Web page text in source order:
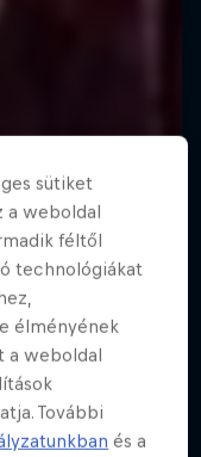
sütiket
a weboldal
féltől
technológiákat
élményének
a weboldal
További
és a